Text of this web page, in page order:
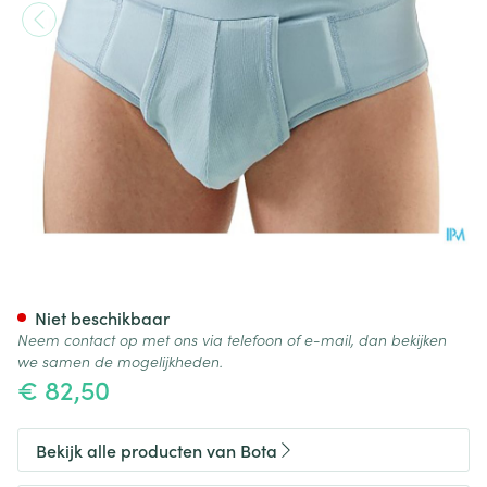
€ 82,50
Niet beschikbaar
Neem contact op met ons via telefoon of e-mail, dan bekijken
we samen de mogelijkheden.
Bekijk alle producten van Bota